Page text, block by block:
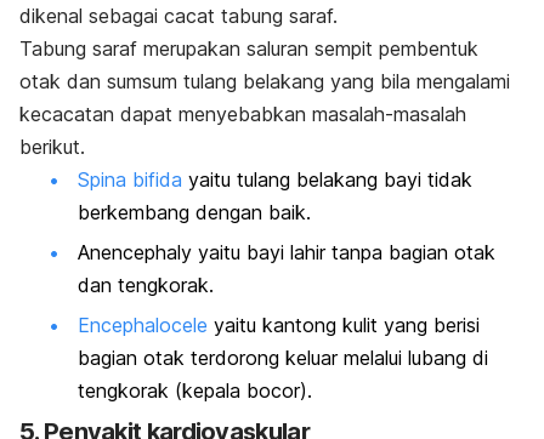
dikenal sebagai cacat tabung saraf.
Tabung saraf merupakan saluran sempit pembentuk
otak dan sumsum tulang belakang yang bila mengalami
kecacatan dapat menyebabkan masalah-masalah
berikut.
Spina bifida yaitu tulang belakang bayi tidak
berkembang dengan baik.
Anencephaly yaitu bayi lahir tanpa bagian otak
dan tengkorak.
Encephalocele yaitu kantong kulit yang berisi
bagian otak terdorong keluar melalui lubang di
tengkorak (kepala bocor).
5. Penyakit kardiovaskular